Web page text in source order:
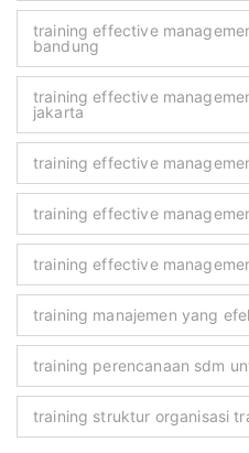
training effective
bandung
training effective
jakarta
training effective
training effective
training effective
training manajemen yang
training perencanaan sdm
training struktur organisasi